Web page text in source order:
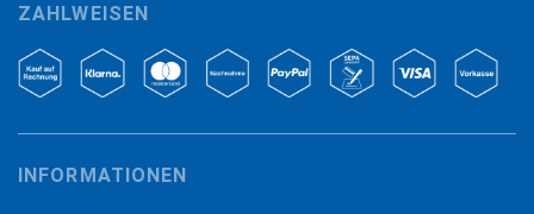
ZAHLWEISEN
INFORMATIONEN